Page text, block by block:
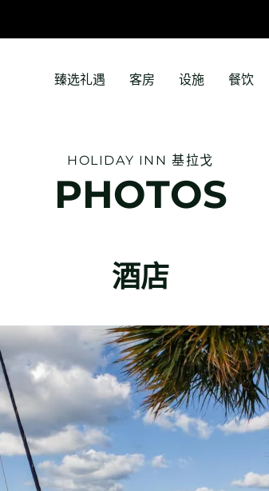
臻选礼遇 客房 设施 餐饮
HOLIDAY INN 基拉戈
PHOTOS
酒店